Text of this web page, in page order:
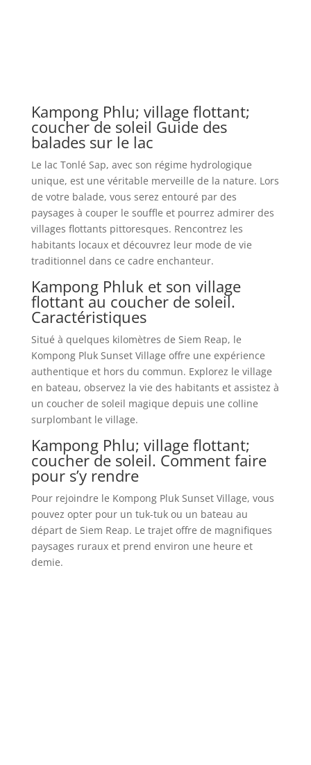
Kampong Phlu; village flottant;
coucher de soleil Guide des
balades sur le lac
Le lac Tonlé Sap, avec son régime hydrologique
unique, est une véritable merveille de la nature. Lors
de votre balade, vous serez entouré par des
paysages à couper le souffle et pourrez admirer des
villages flottants pittoresques. Rencontrez les
habitants locaux et découvrez leur mode de vie
traditionnel dans ce cadre enchanteur.
Kampong Phluk et son village
flottant au coucher de soleil.
Caractéristiques
Situé à quelques kilomètres de Siem Reap, le
Kompong Pluk Sunset Village offre une expérience
authentique et hors du commun. Explorez le village
en bateau, observez la vie des habitants et assistez à
un coucher de soleil magique depuis une colline
surplombant le village.
Kampong Phlu; village flottant;
coucher de soleil. Comment faire
pour s’y rendre
Pour rejoindre le Kompong Pluk Sunset Village, vous
pouvez opter pour un tuk-tuk ou un bateau au
départ de Siem Reap. Le trajet offre de magnifiques
paysages ruraux et prend environ une heure et
demie.